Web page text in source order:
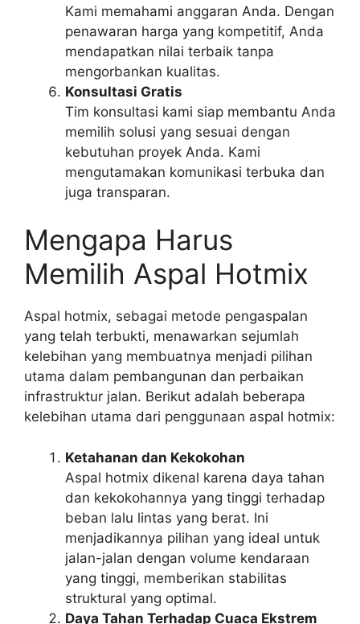
Kami memahami anggaran Anda. Dengan
penawaran harga yang kompetitif, Anda
mendapatkan nilai terbaik tanpa
mengorbankan kualitas.
Konsultasi Gratis
Tim konsultasi kami siap membantu Anda
memilih solusi yang sesuai dengan
kebutuhan proyek Anda. Kami
mengutamakan komunikasi terbuka dan
juga transparan.
Mengapa Harus
Memilih Aspal Hotmix
Aspal hotmix, sebagai metode pengaspalan
yang telah terbukti, menawarkan sejumlah
kelebihan yang membuatnya menjadi pilihan
utama dalam pembangunan dan perbaikan
infrastruktur jalan. Berikut adalah beberapa
kelebihan utama dari penggunaan aspal hotmix:
Ketahanan dan Kekokohan
Aspal hotmix dikenal karena daya tahan
dan kekokohannya yang tinggi terhadap
beban lalu lintas yang berat. Ini
menjadikannya pilihan yang ideal untuk
jalan-jalan dengan volume kendaraan
yang tinggi, memberikan stabilitas
struktural yang optimal.
Daya Tahan Terhadap Cuaca Ekstrem